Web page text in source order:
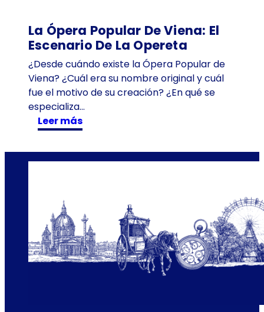
ñ
o
s
e
n
T
i
e
T
e
l
La Ópera Popular De Viena: El
Escenario De La Opereta
¿Desde cuándo existe la Ópera Popular de
Viena? ¿Cuál era su nombre original y cuál
fue el motivo de su creación? ¿En qué se
especializa…
Leer más:
L
a
Ó
a
P
o
p